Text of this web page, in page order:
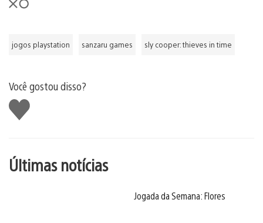
jogos playstation sanzaru games sly cooper: thieves in time
Você gostou disso?
Curtir
Últimas notícias
Jogada da Semana: Flores